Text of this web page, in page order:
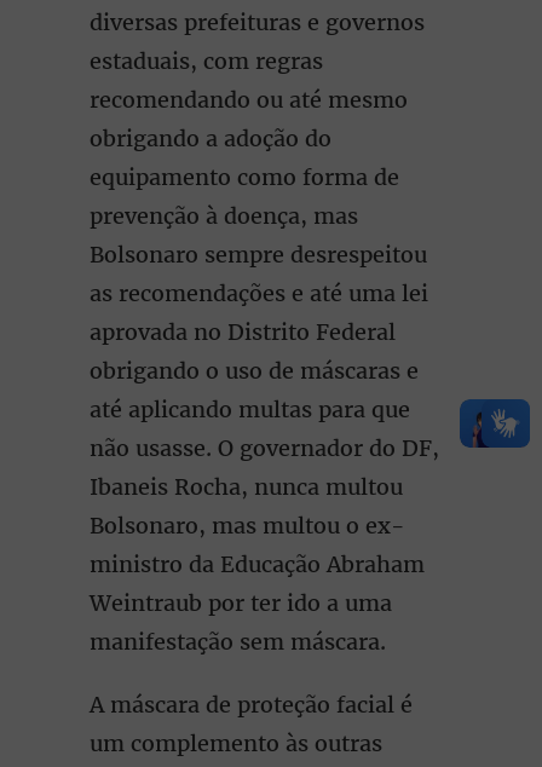
diversas prefeituras e governos
estaduais, com regras
recomendando ou até mesmo
obrigando a adoção do
equipamento como forma de
prevenção à doença, mas
Bolsonaro sempre desrespeitou
as recomendações e até uma lei
aprovada no Distrito Federal
obrigando o uso de máscaras e
até aplicando multas para que
não usasse. O governador do DF,
Ibaneis Rocha, nunca multou
Bolsonaro, mas multou o ex-
ministro da Educação Abraham
Weintraub por ter ido a uma
manifestação sem máscara.
A máscara de proteção facial é
um complemento às outras